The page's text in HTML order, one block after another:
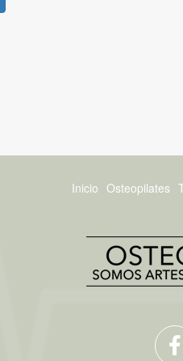
Inicio Osteopilates